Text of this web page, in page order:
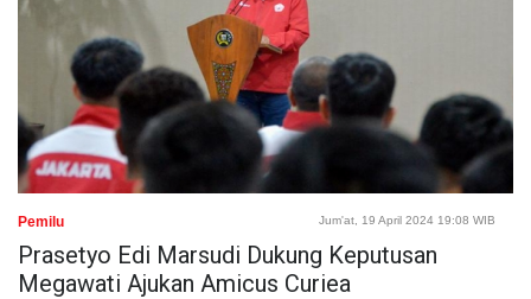
Pemilu Jum'at, 19 April 2024 19:08 WIB
Prasetyo Edi Marsudi Dukung Keputusan
Megawati Ajukan Amicus Curiea